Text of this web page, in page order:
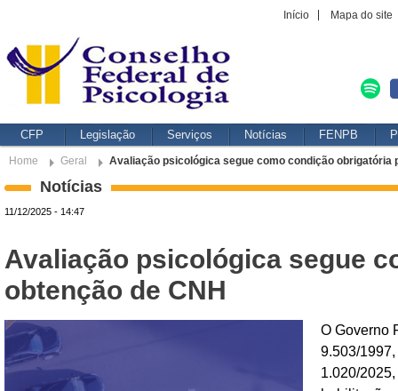
Início Mapa do site
CFP Legislação Serviços Notícias FENPB
Home Geral Avaliação psicológica segue como condição obrigatória
Notícias
11/12/2025 - 14:47
Avaliação psicológica segue
obtenção de CNH
O Governo
9.503/
1.020/